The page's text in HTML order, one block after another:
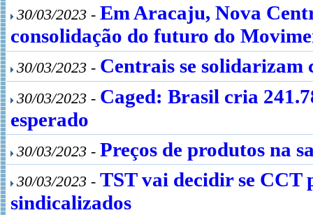
30/03/2023 - Em Aracaju, Nova
consolidação do futuro do
30/03/2023 - Centrais se solidarizam
30/03/2023 - Caged: Brasil cria
esperado
30/03/2023 - Preços de produtos na
30/03/2023 - TST vai decidir se CCT
sindicalizados